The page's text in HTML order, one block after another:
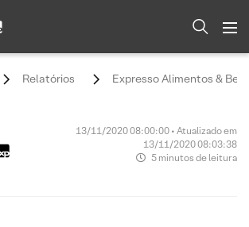
Relatórios Expresso Alimentos &
13/11/2020 08:00:00 • Atualizado em
13/11/2020 08:03:38
5 minutos de leitura